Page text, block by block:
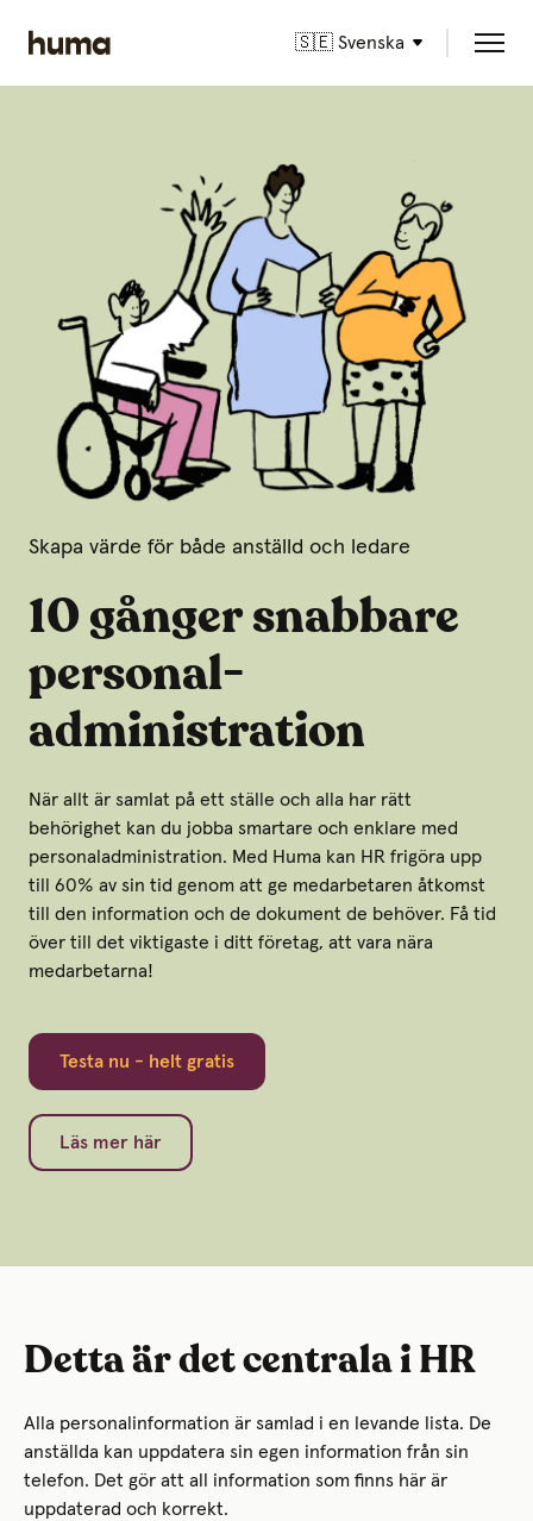
🇸🇪 Svenska
Skapa värde för både anställd och ledare
10 gånger snabbare
personal­
administration
När allt är samlat på ett ställe och alla har rätt
behörighet kan du jobba smartare och enklare med
personaladministration. Med Huma kan HR frigöra upp
till 60% av sin tid genom att ge medarbetaren åtkomst
till den information och de dokument de behöver. Få tid
över till det viktigaste i ditt företag, att vara nära
medarbetarna!
Testa nu - helt gratis
Läs mer här
Detta är det centrala i HR
Alla personalinformation är samlad i en levande lista. De
anställda kan uppdatera sin egen information från sin
telefon. Det gör att all information som finns här är
uppdaterad och korrekt.